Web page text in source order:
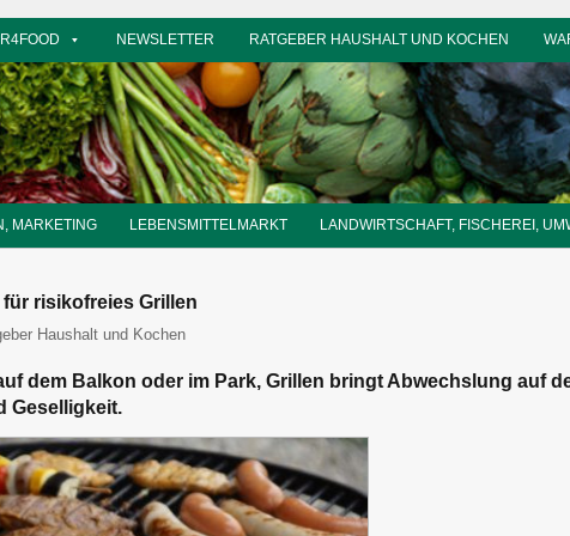
NEWSLETTER RATGEBER HAUSHALT UND KOCHEN
MARKETING LEBENSMITTELMARKT LANDWIRTSCHAFT, FISCHEREI,
risikofreies Grillen
monitorHaushalt und Kochen
dem Balkon oder im Park, Grillen bringt Abwechslung auf
Geselligkeit.